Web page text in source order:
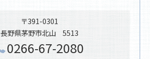
〒391-0301
長野県茅野市北山 5513
0266-67-2080